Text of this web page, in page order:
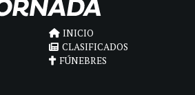
INICIO
CLASIFICADOS
FÚNEBRES